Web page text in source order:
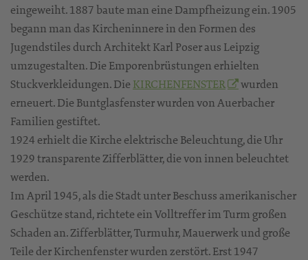
eingeweiht. 1887 baute man eine Dampfheizung ein. 1905
begann man das Kircheninnere in den Formen des
Jugendstiles durch Architekt Karl Poser aus Leipzig
umzugestalten. Die Emporenbrüstungen erhielten
Stuckverkleidungen. Die KIRCHENFENSTER
wurden
erneuert. Die Buntglasfenster wurden von Auerbacher
Familien gestiftet.
1924 erhielt die Kirche elektrische Beleuchtung, die Uhr
1929 transparente Zifferblätter, die von innen beleuchtet
werden.
Im April 1945, als die Stadt unter Beschuss amerikanischer
Geschütze stand, richtete ein Volltreffer im Turm großen
Schaden an. Zifferblätter, Turmuhr, Mauerwerk und große
Teile der Kirchenfenster wurden zerstört. Erst 1947